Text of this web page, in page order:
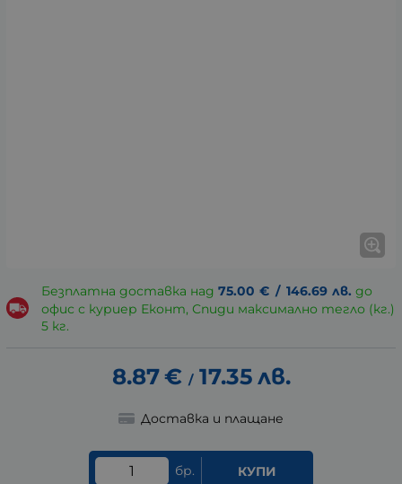
Безплатна доставка над 75.00 € / 146.69 лв. до
офис с куриер Еконт, Спиди максимално тегло (кг.)
5 кг.
8.87€ / 17.35 лв.
Доставка и плащане
бр. КУПИ